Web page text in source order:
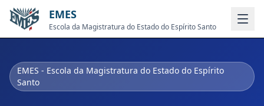
EMES
Escola da Magistratura do Estado do Espírito Santo
EMES - Escola da Magistratura do Estado do Espírito
Santo